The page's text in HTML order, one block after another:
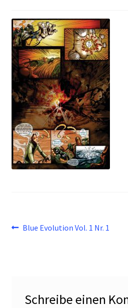
Beitragsnavigation
Vorheriger
Blue Evolution Vol. 1 Nr. 1
Schreibe einen